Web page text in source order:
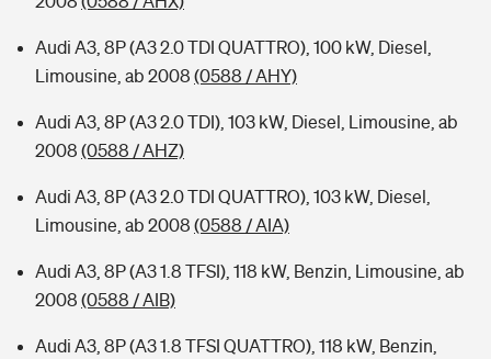
Audi A3, 8P (A3 2.0 TDI QUATTRO), 100 kW, Diesel,
Limousine, ab 2008 (0588 / AHY)
Audi A3, 8P (A3 2.0 TDI), 103 kW, Diesel, Limousine, ab
2008 (0588 / AHZ)
Audi A3, 8P (A3 2.0 TDI QUATTRO), 103 kW, Diesel,
Limousine, ab 2008 (0588 / AIA)
Audi A3, 8P (A3 1.8 TFSI), 118 kW, Benzin, Limousine, ab
2008 (0588 / AIB)
Audi A3, 8P (A3 1.8 TFSI QUATTRO), 118 kW, Benzin,